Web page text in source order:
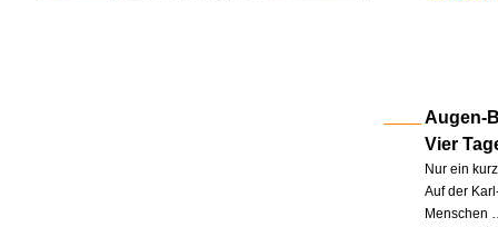
Augen-
Vier
Nur ein
Auf der
Menschen